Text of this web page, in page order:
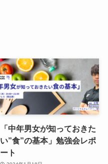
「中年男女が知っておきた
い”食”の基本」勉強会レポ
ート